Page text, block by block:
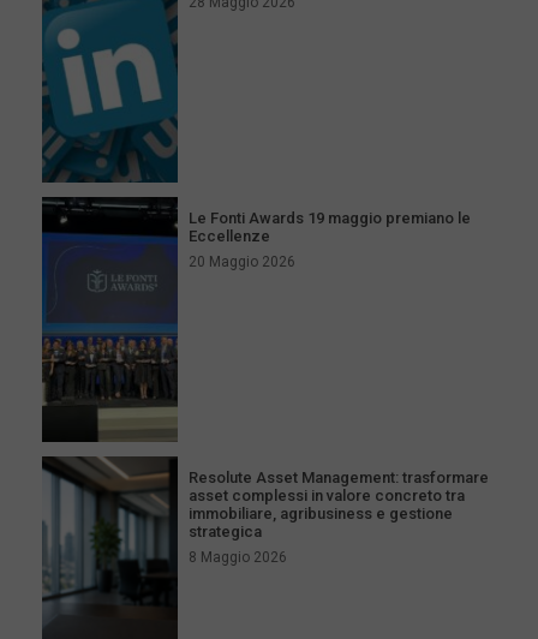
Le Fonti Awards 19 maggio premiano le
Eccellenze
20 Maggio 2026
Resolute Asset Management: trasformare
asset complessi in valore concreto tra
immobiliare, agribusiness e gestione
strategica
8 Maggio 2026